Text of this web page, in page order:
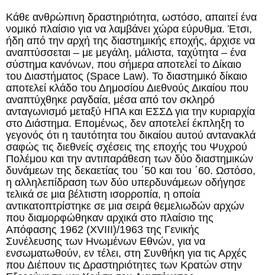
Κάθε ανθρώπινη δραστηριότητα, ωστόσο, απαιτεί ένα
νομικό πλαίσιο για να λαμβάνει χώρα εύρυθμα. Έτσι,
ήδη από την αρχή της διαστημικής εποχής, άρχισε να
αναπτύσσεται – με μεγάλη, μάλιστα, ταχύτητα – ένα
σύστημα κανόνων, που σήμερα αποτελεί το Δίκαιο
του Διαστήματος (Space Law). Το διαστημικό δίκαιο
αποτελεί κλάδο του Δημοσίου Διεθνούς Δικαίου που
αναπτύχθηκε ραγδαία, μέσα από τον σκληρό
ανταγωνισμό μεταξύ ΗΠΑ και ΕΣΣΔ για την κυριαρχία
στο Διάστημα. Επομένως, δεν αποτελεί έκπληξη το
γεγονός ότι η ταυτότητα του δικαίου αυτού αντανακλά
σαφώς τις διεθνείς σχέσεις της εποχής του Ψυχρού
Πολέμου και την αντιπαράθεση των δύο διαστημικών
δυνάμεων της δεκαετίας του ΄50 και του ΄60. Ωστόσο,
η αλληλεπίδραση των δύο υπερδυνάμεων οδήγησε
τελικά σε μια βέλτιστη ισορροπία, η οποία
αντικατοπτρίστηκε σε μια σειρά θεμελιωδών αρχών
που διαμορφώθηκαν αρχικά στο πλαίσιο της
Απόφασης 1962 (XVIII)/1963 της Γενικής
Συνέλευσης των Ηνωμένων Εθνών, για να
ενσωματωθούν, εν τέλει, στη Συνθήκη για τις Αρχές
που Διέπουν τις Δραστηριότητες των Κρατών στην